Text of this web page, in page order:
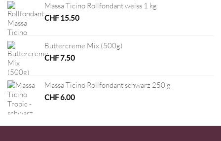
Massa Ticino Rollfondant weiss 1 kg
CHF15.50
Buttercreme Mix (500g)
CHF7.50
Massa Ticino Rollfondant schwarz 250 g
CHF6.00